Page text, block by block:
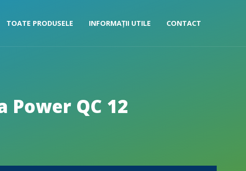
TOATE PRODUSELE INFORMAȚII UTILE CONTACT
Power QC 12